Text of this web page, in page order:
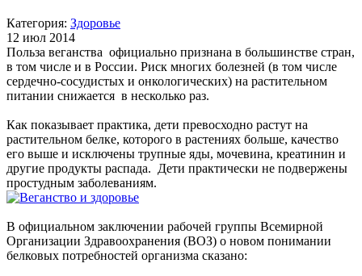
Категория: Здоровье
12 июл 2014
Польза веганства официально признана в большинстве стран,
в том числе и в России. Риск многих болезней (в том числе
сердечно-сосудистых и онкологических) на растительном
питании снижается в несколько раз.
Как показывает практика, дети превосходно растут на
растительном белке, которого в растениях больше, качество
его выше и исключены трупные яды, мочевина, креатинин и
другие продукты распада. Дети практически не подвержены
простудным заболеваниям.
В официальном заключении рабочей группы Всемирной
Организации Здравоохранения (ВОЗ) о новом понимании
белковых потребностей организма сказано: